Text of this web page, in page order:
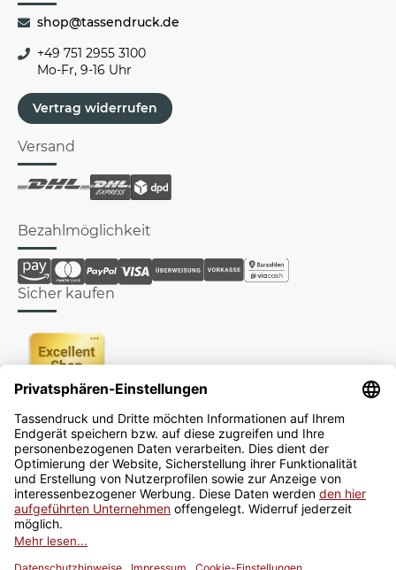
shop@tassendruck.de
+49 751 2955 3100
Mo-Fr, 9-16 Uhr
Vertrag widerrufen
Versand
Bezahlmöglichkeit
Sicher kaufen
Newsletter